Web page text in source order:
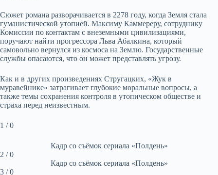
Сюжет романа разворачивается в 2278 году, когда Земля стала
гуманистической утопией. Максиму Каммереру, сотруднику
Комиссии по контактам с внеземными цивилизациями,
поручают найти прогрессора Льва Абалкина, который
самовольно вернулся из космоса на Землю. Государственные
службы опасаются, что он может представлять угрозу.
Как и в других произведениях Стругацких, «Жук в
муравейнике» затрагивает глубокие моральные вопросы, а
также темы сохранения контроля в утопическом обществе и
страха перед неизвестным.
1 / 0
Кадр со съёмок сериала «Полдень»
2 / 0
Кадр со съёмок сериала «Полдень»
3 / 0